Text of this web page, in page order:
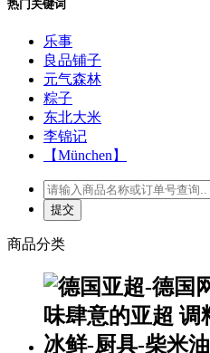
热门关键词
乐事
良品铺子
元气森林
粽子
东北大米
李锦记
【München】
商品分类